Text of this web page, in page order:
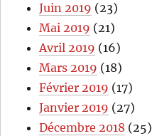
Juin 2019 (23)
Mai 2019 (21)
Avril 2019 (16)
Mars 2019 (18)
Février 2019 (17)
Janvier 2019 (27)
Décembre 2018 (25)